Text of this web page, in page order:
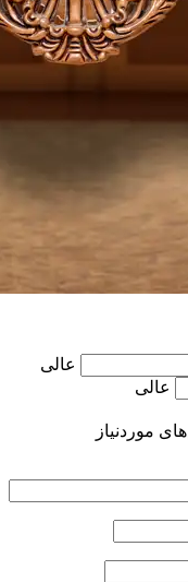
عالی
عالی
موردنیاز